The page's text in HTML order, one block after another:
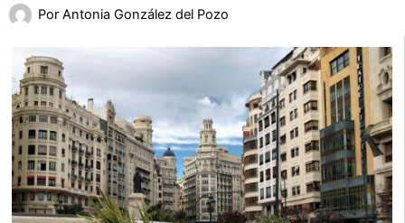
Por Antonia González del Pozo